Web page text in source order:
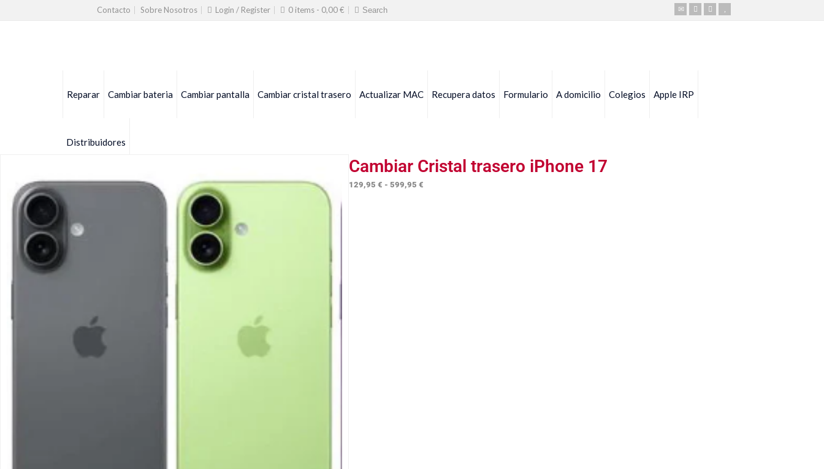
Contacto Sobre Nosotros Login / Register 0 items - 0,00€
Reparar Cambiar bateria Cambiar pantalla Cambiar cristal trasero Actualizar MAC Recupera datos Formulario A domicilio Colegios Apple IRP
Distribuidores
Cambiar Cristal trasero iPhone 17
129,95€ - 599,95€